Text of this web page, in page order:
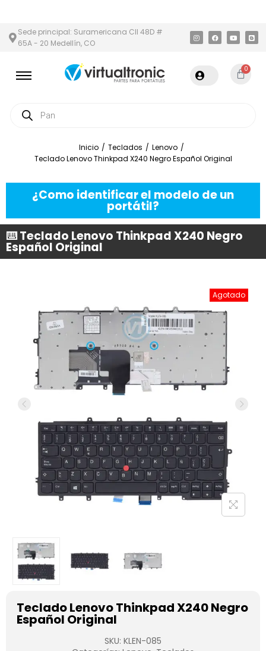
Sede principal: Suramericana Cll 48D #
65A - 20 Medellín, CO
0
Inicio / Teclados / Lenovo /
Teclado Lenovo Thinkpad X240 Negro Español Original
¿Como identificar el modelo de un
portátil?
⌨️ Teclado Lenovo Thinkpad X240 Negro
Español Original
Agotado
Teclado Lenovo Thinkpad X240 Negro
Español Original
SKU: KLEN-085